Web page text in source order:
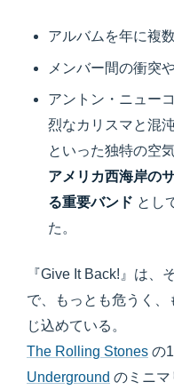
アルバムを年に複
メンバー間の衝突
アントン・ニュー
烈なカリスマと混
といった独特の空
アメリカ西海岸の
る重要バンド とし
た。
『Give It Back!』は、
で、もっとも危うく、
じ込めている。
The Rolling Stones の
Underground のミニマ